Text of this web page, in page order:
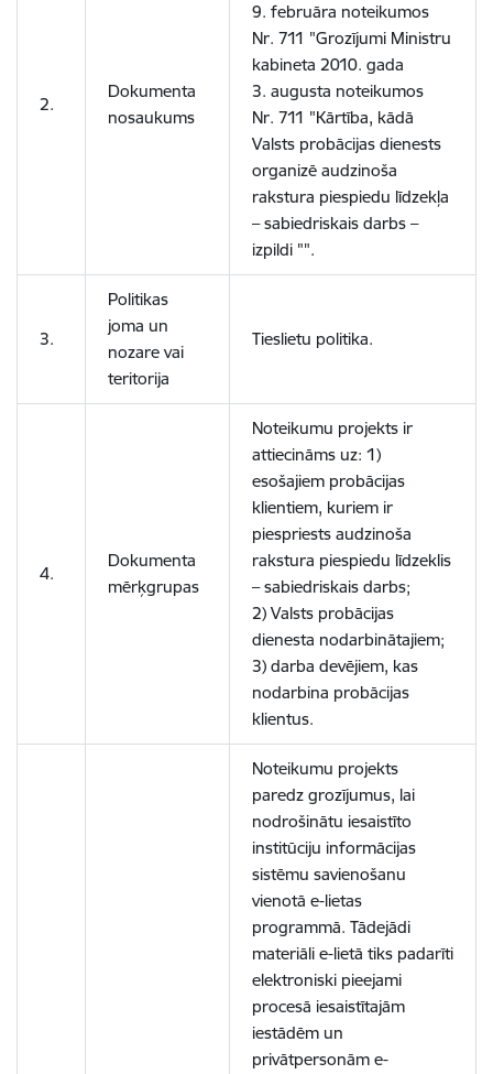
2.
Dokumenta
nosaukums
9. februāra noteikumos
Nr. 711 "Grozījumi Ministru
kabineta 2010. gada
3. augusta noteikumos
Nr. 711 "Kārtība, kādā
Valsts probācijas dienests
organizē audzinoša
rakstura piespiedu līdzekļa
– sabiedriskais darbs –
izpildi "".
3.
Politikas
joma un
nozare vai
teritorija
Tieslietu politika.
4.
Dokumenta
mērķgrupas
Noteikumu projekts ir
attiecināms uz: 1)
esošajiem probācijas
klientiem, kuriem ir
piespriests audzinoša
rakstura piespiedu līdzeklis
– sabiedriskais darbs;
2) Valsts probācijas
dienesta nodarbinātajiem;
3) darba devējiem, kas
nodarbina probācijas
klientus.
Noteikumu projekts
paredz grozījumus, lai
nodrošinātu iesaistīto
institūciju informācijas
sistēmu savienošanu
vienotā e-lietas
programmā. Tādejādi
materiāli e-lietā tiks padarīti
elektroniski pieejami
procesā iesaistītajām
iestādēm un
privātpersonām e-